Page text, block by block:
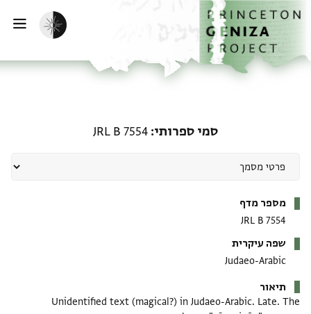
דילוג לתוכן
דף הבית
הפעלת מצב כהה
סמי ספרותי JRL B 7554
מספר מדף
JRL B 7554
שפה עיקרית
Judaeo-Arabic
תיאור
Unidentified text (magical?) in Judaeo-Arabic. Late. The